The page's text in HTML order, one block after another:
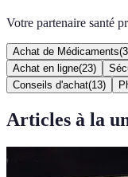
Votre partenaire santé
Achat de Médicaments(
Achat en ligne(23)
Conseils d'achat(13)
Articles à la